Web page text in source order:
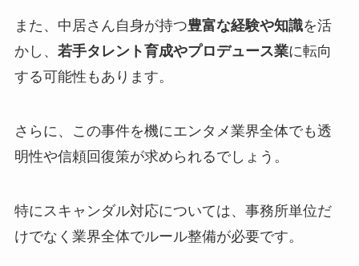
また、中居さん自身が持つ豊富な経験や知識を活
かし、 若手タレント育成やプロデュース業に転向
する可能性もあります。
さらに、この事件を機にエンタメ業界全体でも透
明性や信頼回復策が求められるでしょう。
特にスキャンダル対応については、事務所単位だ
けでなく業界全体でルール整備が必要です。